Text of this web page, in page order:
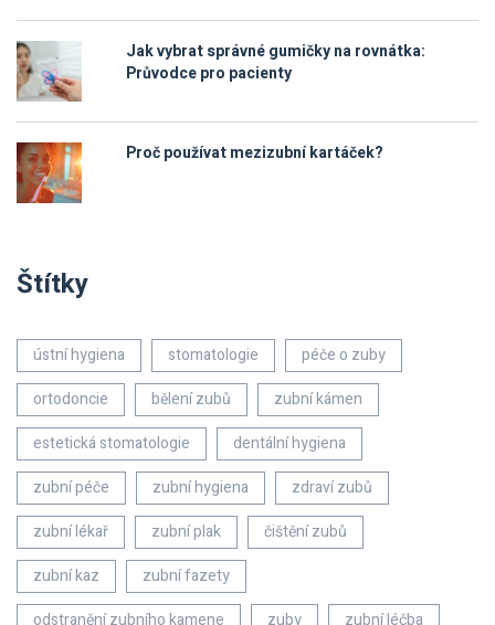
Jak vybrat správné gumičky na rovnátka:
Průvodce pro pacienty
Proč používat mezizubní kartáček?
Štítky
ústní hygiena stomatologie
péče o zuby
ortodoncie
bělení zubů
zubní kámen
estetická stomatologie
dentální hygiena
zubní péče
zubní hygiena
zdraví zubů
zubní lékař
zubní plak
čištění zubů
zubní kaz
zubní fazety
odstranění zubního kamene
zuby
zubní léčba